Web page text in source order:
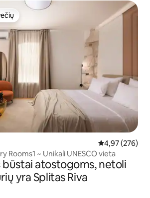
Vidutinis
4,97 (276)
Rooms1 ~ Unikali UNESCO vieta
būstai atostogoms, netoli
yra Splitas Riva